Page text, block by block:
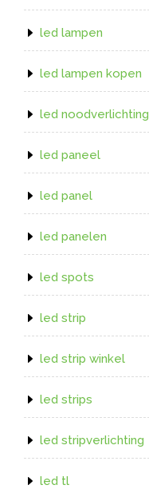
led lampen
led lampen kopen
led noodverlichting
led paneel
led panel
led panelen
led spots
led strip
led strip winkel
led strips
led stripverlichting
led tl